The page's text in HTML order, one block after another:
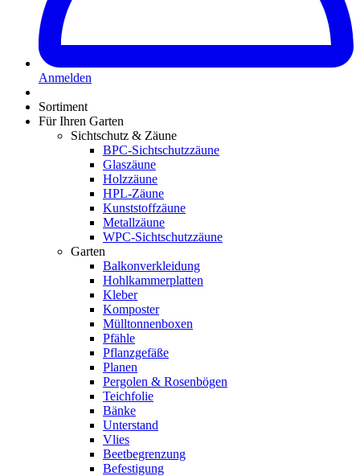
Anmelden
Sortiment
Für Ihren Garten
Sichtschutz & Zäune
BPC-Sichtschutzzäune
Glaszäune
Holzzäune
HPL-Zäune
Kunststoffzäune
Metallzäune
WPC-Sichtschutzzäune
Garten
Balkonverkleidung
Hohlkammerplatten
Kleber
Komposter
Mülltonnenboxen
Pfähle
Pflanzgefäße
Planen
Pergolen & Rosenbögen
Teichfolie
Bänke
Unterstand
Vlies
Beetbegrenzung
Befestigung